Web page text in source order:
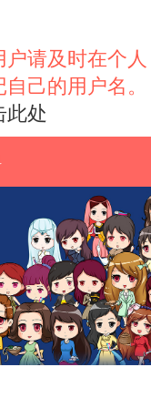
请及时在个人
己的用户名。
此处